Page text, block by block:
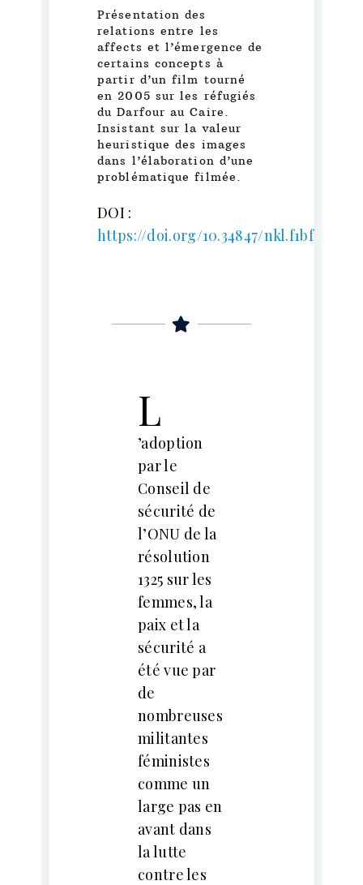
Présentation des
relations entre les
affects et l’émergence de
certains concepts à
partir d’un film tourné
en 2005 sur les réfugiés
du Darfour au Caire.
Insistant sur la valeur
heuristique des images
dans l’élaboration d’une
problématique filmée.
DOI :
https://doi.org/10.34847/nkl.f1bfmm3c
L
’adoption
par le
Conseil de
sécurité de
l’ONU de la
résolution
1325 sur les
femmes, la
paix et la
sécurité a
été vue par
de
nombreuses
militantes
féministes
comme un
large pas en
avant dans
la lutte
contre les